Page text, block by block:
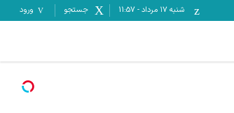
شنبه ۱۷ مرداد -
11:57 جستجو ورود